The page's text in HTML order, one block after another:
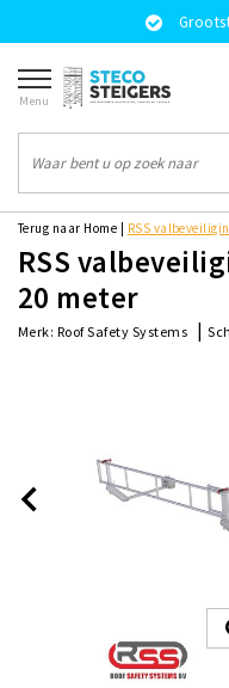
Menu
Terug naar Home RSS
RSS
20 meter
Merk: Roof Safety Systems |